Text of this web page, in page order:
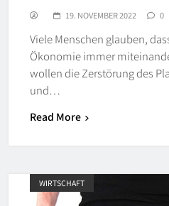
19. NOVEMBER 2022 0
Viele Menschen glauben,
Ökonomie immer
wollen die Zerstörung des
und…
Read More
WIRTSCHAFT